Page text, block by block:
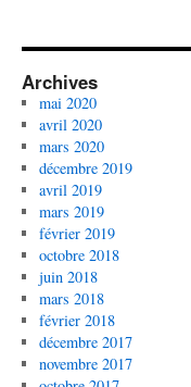
Archives
mai 2020
avril 2020
mars 2020
décembre 2019
avril 2019
mars 2019
février 2019
octobre 2018
juin 2018
mars 2018
février 2018
décembre 2017
novembre 2017